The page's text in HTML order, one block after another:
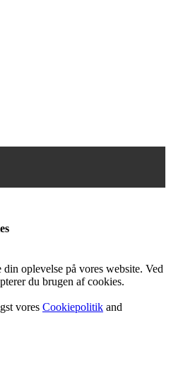
oplevelse på vores website. Ved
du brugen af cookies.
vores Cookiepolitik and